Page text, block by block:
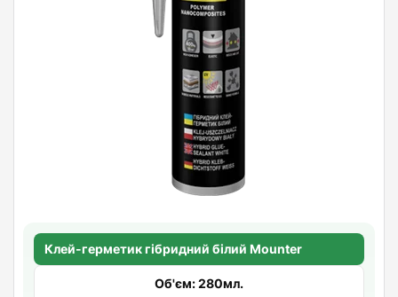
Клей-герметик гібридний білий Mounter
Об'єм: 280мл.